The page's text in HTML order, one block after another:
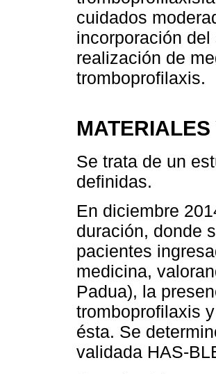
cuidados
incorporación
realización de
tromboprofilaxis.
MATERIALES
Se trata de un
definidas.
En diciembre
duración, donde
pacientes
medicina,
Padua), la
tromboprofilaxis
ésta. Se
validada HAS-